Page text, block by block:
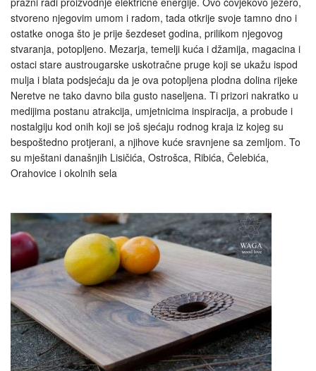
stvoreno njegovim umom i radom, tada otkrije svoje tamno dno i
ostatke onoga što je prije šezdeset godina, prilikom njegovog
stvaranja, potopljeno. Mezarja, temelji kuća i džamija, magacina i
ostaci stare austrougarske uskotračne pruge koji se ukažu ispod
mulja i blata podsjećaju da je ova potopljena plodna dolina rijeke
Neretve ne tako davno bila gusto naseljena. Ti prizori nakratko u
medijima postanu atrakcija, umjetnicima inspiracija, a probude i
nostalgiju kod onih koji se još sjećaju rodnog kraja iz kojeg su
bespoštedno protjerani, a njihove kuće sravnjene sa zemljom. To
su mještani današnjih Lisičića, Ostrošca, Ribića, Čelebića,
Orahovice i okolnih sela